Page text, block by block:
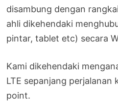
disambung dengan
ahli dikehendaki
pintar, tablet etc) secara
Kami dikehendaki
LTE sepanjang perjalanan
point.